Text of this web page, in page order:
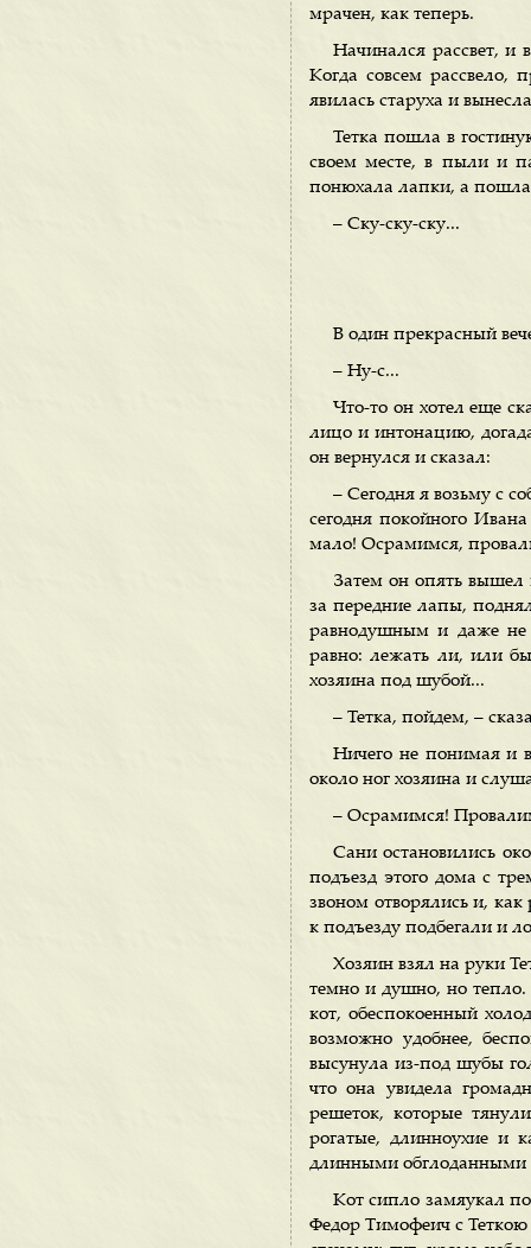
мрачен, как теперь.
Начинался рассвет, и
Когда совсем рассвело,
явилась старуха и
Тетка пошла в
своем месте, в пыли и
понюхала лапки, а пошла
– Ску-ску-ску...
В один прекрасный
– Ну-с...
Что-то он хотел еще
лицо и интонацию,
он вернулся и сказал:
– Сегодня я возьму с
сегодня покойного
мало! Осрамимся,
Затем он опять вышел
за передние лапы,
равнодушным и даже не
равно: лежать ли, или
хозяина под шубой...
– Тетка, пойдем, –
Ничего не понимая и
около ног хозяина и
– Осрамимся!
Сани остановились
подъезд этого дома с
звоном отворялись и,
к подъезду подбегали и
Хозяин взял на руки
темно и душно, но тепло.
кот, обеспокоенный
возможно удобнее,
высунула из-под шубы
что она увидела
решеток, которые
рогатые, длинноухие и
длинными обглоданными
Кот сипло замяукал
Федор Тимофеич с